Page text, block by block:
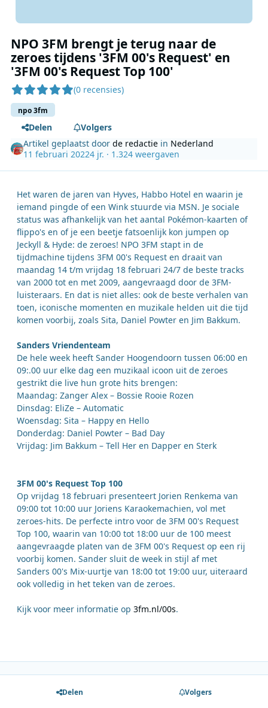
NPO 3FM brengt je terug naar de
zeroes tijdens '3FM 00's Request' en
'3FM 00's Request Top 100'
(0 recensies)
npo 3fm
Delen
Volgers
Artikel geplaatst doorde redactie in Nederland
11 februari 20224 jr. · 1.324 weergaven
Het waren de jaren van Hyves, Habbo Hotel en waarin je
iemand pingde of een Wink stuurde via MSN. Je sociale
status was afhankelijk van het aantal Pokémon-kaarten of
flippo's en of je een beetje fatsoenlijk kon jumpen op
Jeckyll & Hyde: de zeroes! NPO 3FM stapt in de
tijdmachine tijdens 3FM 00's Request en draait van
maandag 14 t/m vrijdag 18 februari 24/7 de beste tracks
van 2000 tot en met 2009, aangevraagd door de 3FM-
luisteraars. En dat is niet alles: ook de beste verhalen van
toen, iconische momenten en muzikale helden uit die tijd
komen voorbij, zoals Sita, Daniel Powter en Jim Bakkum.
Sanders Vriendenteam
De hele week heeft Sander Hoogendoorn tussen 06:00 en
09:.00 uur elke dag een muzikaal icoon uit de zeroes
gestrikt die live hun grote hits brengen:
Maandag: Zanger Alex – Bossie Rooie Rozen
Dinsdag: EliZe – Automatic
Woensdag: Sita – Happy en Hello
Donderdag: Daniel Powter – Bad Day
Vrijdag: Jim Bakkum – Tell Her en Dapper en Sterk
3FM 00's Request Top 100
Op vrijdag 18 februari presenteert Jorien Renkema van
09:00 tot 10:00 uur Joriens Karaokemachien, vol met
zeroes-hits. De perfecte intro voor de 3FM 00's Request
Top 100, waarin van 10:00 tot 18:00 uur de 100 meest
aangevraagde platen van de 3FM 00's Request op een rij
voorbij komen. Sander sluit de week in stijl af met
Sanders 00's Mix-uurtje van 18:00 tot 19:00 uur, uiteraard
ook volledig in het teken van de zeroes.
Kijk voor meer informatie op 3fm.nl/00s.
Delen Volgers